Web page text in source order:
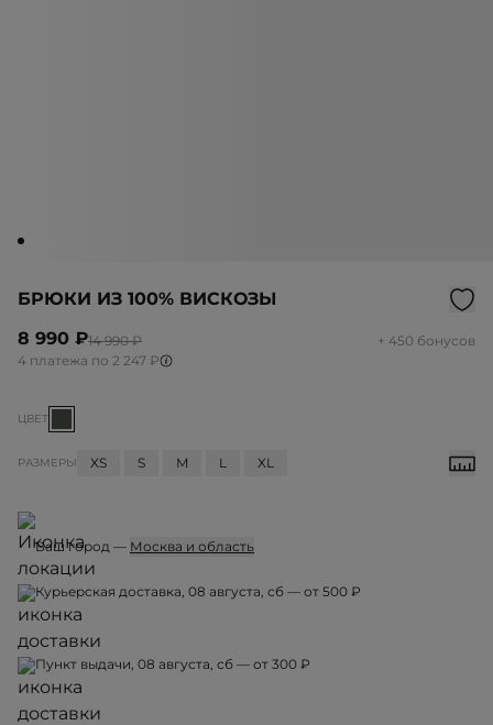
БРЮКИ ИЗ 100% ВИСКОЗЫ
8 990 ₽14 990 ₽
+ 450 бонусов
4 платежа по 2 247 ₽
ЦВЕТ
РАЗМЕРЫ XS S M L XL
Ваш город — Москва и область
Курьерская доставка, 08 августа, сб — от 500 ₽
Пункт выдачи, 08 августа, сб — от 300 ₽